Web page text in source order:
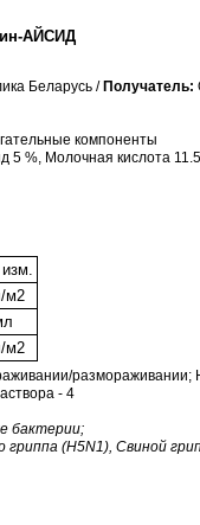
АЙСИД
Беларусь /Получатель:
компоненты
5 %, Молочная кислота
м2
м2
размораживании;
- 4
бактерии;
(H5N1), Свиной